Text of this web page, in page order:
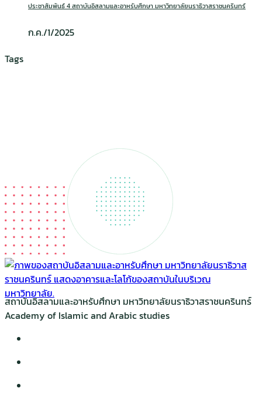
ประชาสัมพันธ์ 4 สถาบันอิสลามและอาหรับศึกษา มหาวิทยาลัยนราธิวาสราชนครินทร์
ก.ค./1/2025
Tags
สถาบันอิสลามและอาหรับศึกษา มหาวิทยาลัยนราธิวาสราชนครินทร์
Academy of Islamic and Arabic studies